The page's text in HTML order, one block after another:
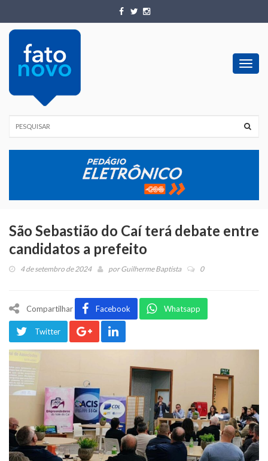
São Sebastião do Caí terá debate entre
candidatos a prefeito
4 de setembro de 2024 porGuilherme Baptista 0
Compartilhar Facebook Whatsapp
Twitter